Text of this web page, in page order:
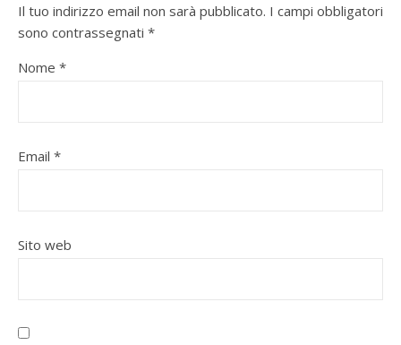
Il tuo indirizzo email non sarà pubblicato. I campi obbligatori
sono contrassegnati *
Nome *
Email *
Sito web